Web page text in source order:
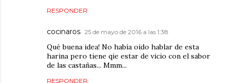
RESPONDER
cocinaros 25 de mayo de 2016 a las 1:38
Qué buena idea! No había oído hablar de esta
harina pero tiene qie estar de vicio con el sabor
de las castañas... Mmm...
RESPONDER